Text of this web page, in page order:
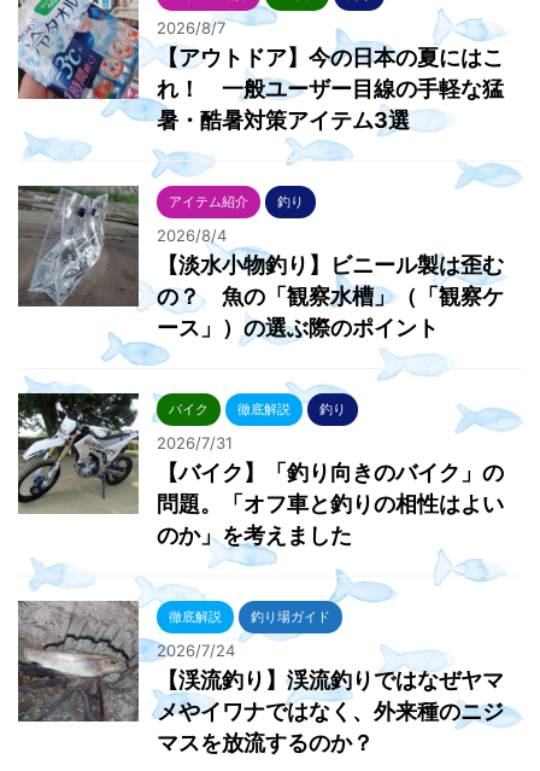
2026/8/7
【アウトドア】今の日本の夏にはこ
れ！ 一般ユーザー目線の手軽な猛
暑・酷暑対策アイテム3選
アイテム紹介 釣り
2026/8/4
【淡水小物釣り】ビニール製は歪む
の？ 魚の「観察水槽」（「観察ケ
ース」）の選ぶ際のポイント
バイク 徹底解説 釣り
2026/7/31
【バイク】「釣り向きのバイク」の
問題。「オフ車と釣りの相性はよい
のか」を考えました
徹底解説 釣り場ガイド
2026/7/24
【渓流釣り】渓流釣りではなぜヤマ
メやイワナではなく、外来種のニジ
マスを放流するのか？